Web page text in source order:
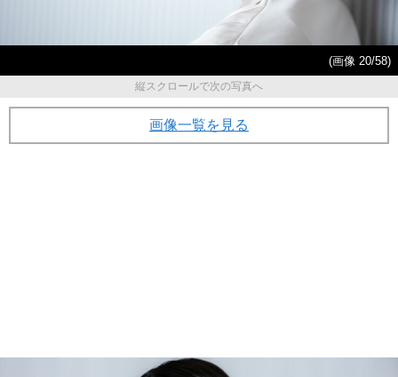
(画像 20/58)
縦スクロールで次の写真へ
画像一覧を見る